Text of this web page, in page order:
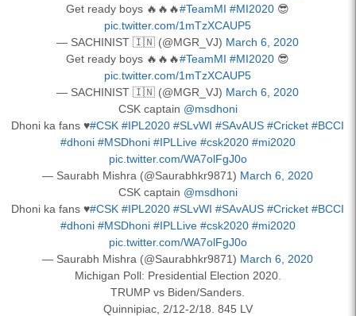
Get ready boys 🔥🔥🔥#TeamMI #MI2020 😎
pic.twitter.com/1mTzXCAUP5
— SACHINIST 🇮🇳 (@MGR_VJ) March 6, 2020
Get ready boys 🔥🔥🔥#TeamMI #MI2020 😎
pic.twitter.com/1mTzXCAUP5
— SACHINIST 🇮🇳 (@MGR_VJ) March 6, 2020
CSK captain @msdhoni
Dhoni ka fans ♥️#CSK #IPL2020 #SLvWI #SAvAUS #Cricket #BCCI
#dhoni #MSDhoni #IPLLive #csk2020 #mi2020
pic.twitter.com/WA7olFgJ0o
— Saurabh Mishra (@Saurabhkr9871) March 6, 2020
CSK captain @msdhoni
Dhoni ka fans ♥️#CSK #IPL2020 #SLvWI #SAvAUS #Cricket #BCCI
#dhoni #MSDhoni #IPLLive #csk2020 #mi2020
pic.twitter.com/WA7olFgJ0o
— Saurabh Mishra (@Saurabhkr9871) March 6, 2020
Michigan Poll: Presidential Election 2020.
TRUMP vs Biden/Sanders.
Quinnipiac, 2/12-2/18. 845 LV